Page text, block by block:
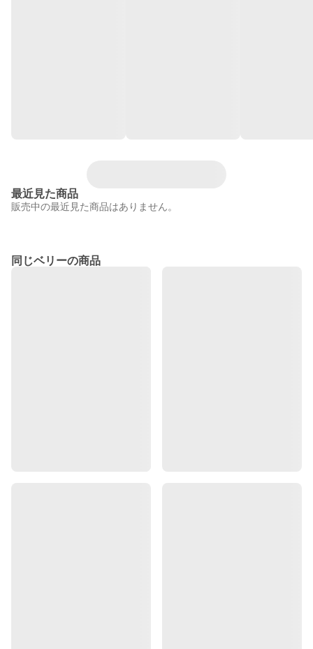
最近見た商品
販売中の最近見た商品はありません。
同じベリーの商品